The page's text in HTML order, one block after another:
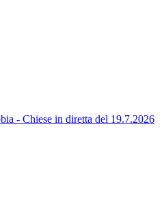
- Chiese in diretta del 19.7.2026